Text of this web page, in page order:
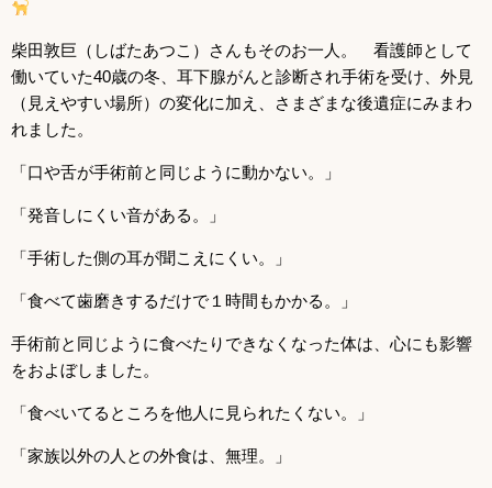
柴田敦巨（しばたあつこ）さんもそのお一人。 看護師として
働いていた40歳の冬、耳下腺がんと診断され手術を受け、外見
（見えやすい場所）の変化に加え、さまざまな後遺症にみまわ
れました。
「口や舌が手術前と同じように動かない。」
「発音しにくい音がある。」
「手術した側の耳が聞こえにくい。」
「食べて歯磨きするだけで１時間もかかる。」
手術前と同じように食べたりできなくなった体は、心にも影響
をおよぼしました。
「食べいてるところを他人に見られたくない。」
「家族以外の人との外食は、無理。」